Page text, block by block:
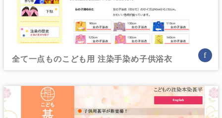
全て一点ものこども用 注染手染め子供浴衣 f